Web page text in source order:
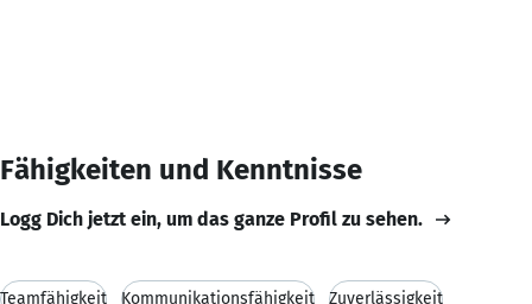
Fähigkeiten und Kenntnisse
Logg Dich jetzt ein, um das ganze Profil zu sehen.
Teamfähigkeit Kommunikationsfähigkeit Zuverlässigkeit